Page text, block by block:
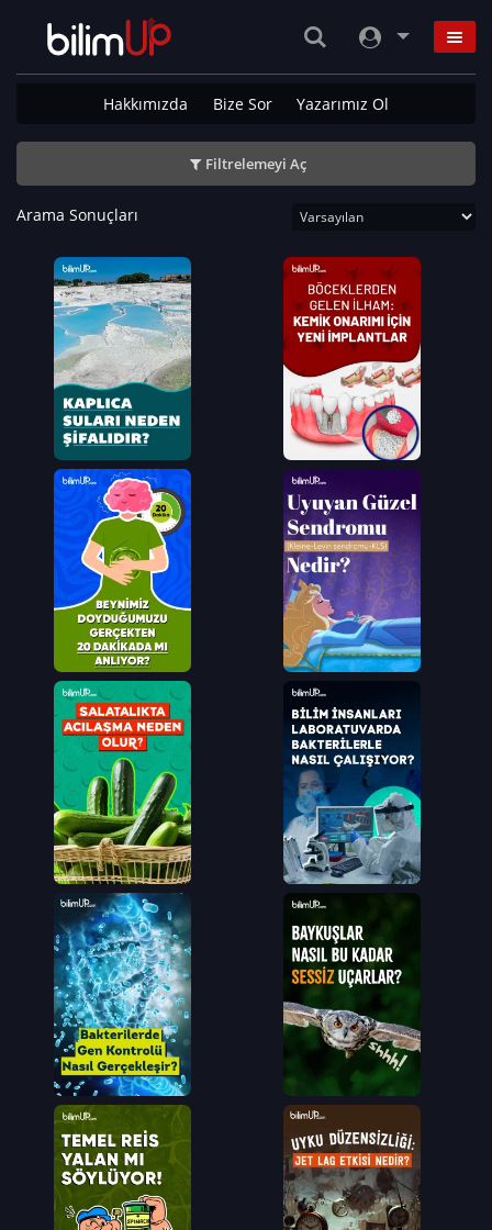
Hakkımızda Bize Sor Yazarımız Ol
Filtrelemeyi Aç
Arama Sonuçları